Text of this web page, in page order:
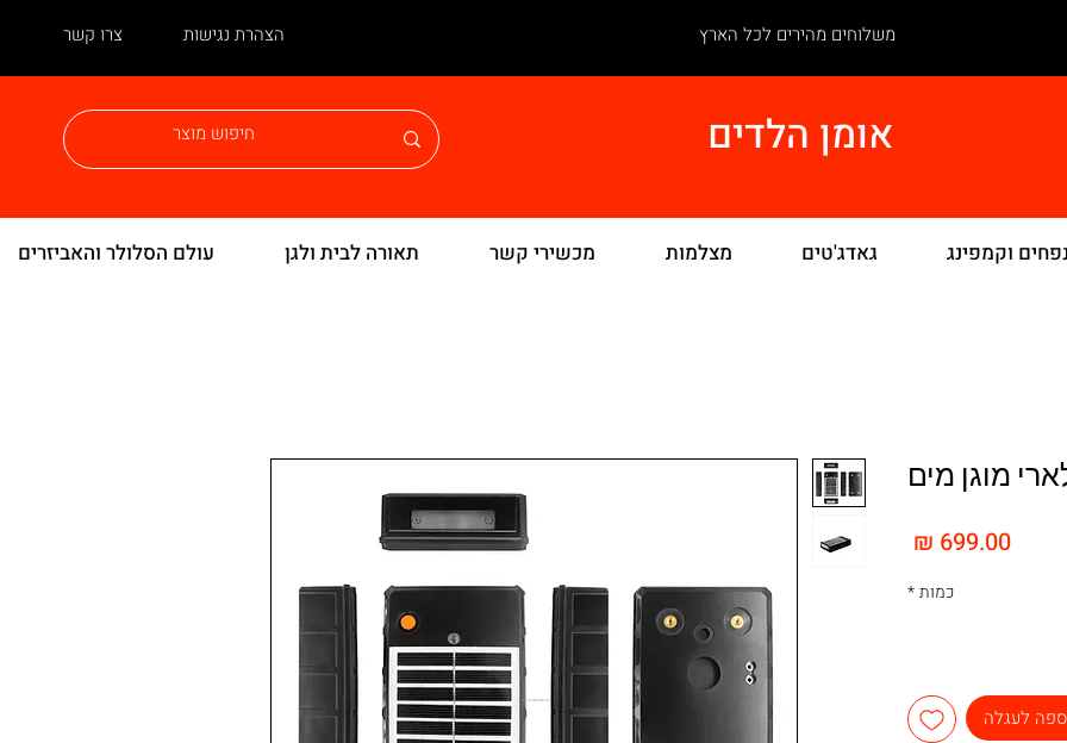
צרו קשר הצהרת נגישות משלוחים מהירים לכל הארץ
אומן הלדים
עולם הסלולר והאביזרים תאורה לבית ולגן מכשירי קשר מצלמות גאדג'טים וקמפינג
כמות*
לעגלה